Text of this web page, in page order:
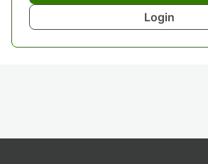
Login